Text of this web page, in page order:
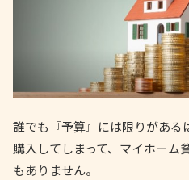
誰でも『予算』には限りがある
購入してしまって、マイホーム
もありません。